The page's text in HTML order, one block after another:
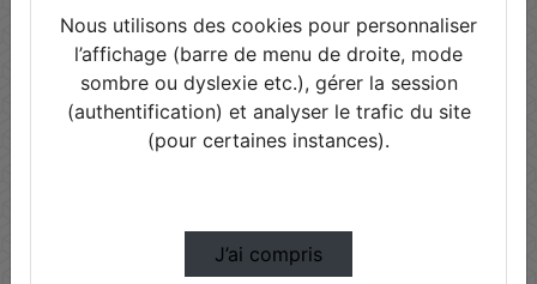
cand…
Prendre des notes
Connectez-vous pour en créer une nouvelle.
Nous utilisons des cookies pour personnaliser
l’affichage (barre de menu de droite, mode
sombre ou dyslexie etc.), gérer la session
(authentification) et analyser le trafic du site
(pour certaines instances).
J’ai compris